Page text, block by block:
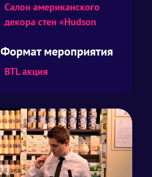
Салон американского
декора стен «Hudson
Формат мероприятия
BTL акция